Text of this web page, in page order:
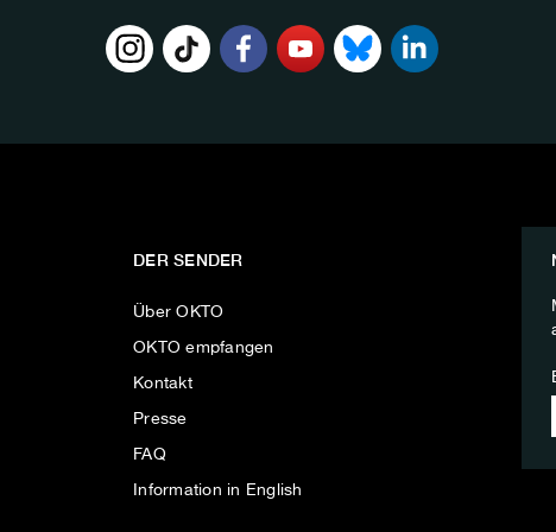
DER SENDER
Über OKTO
OKTO empfangen
Kontakt
Presse
FAQ
Information in English